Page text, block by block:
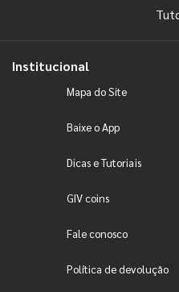
Institucional
Mapa do Site
Baixe o App
Dicas e Tutoriais
GIV coins
Fale conosco
Política de devolução